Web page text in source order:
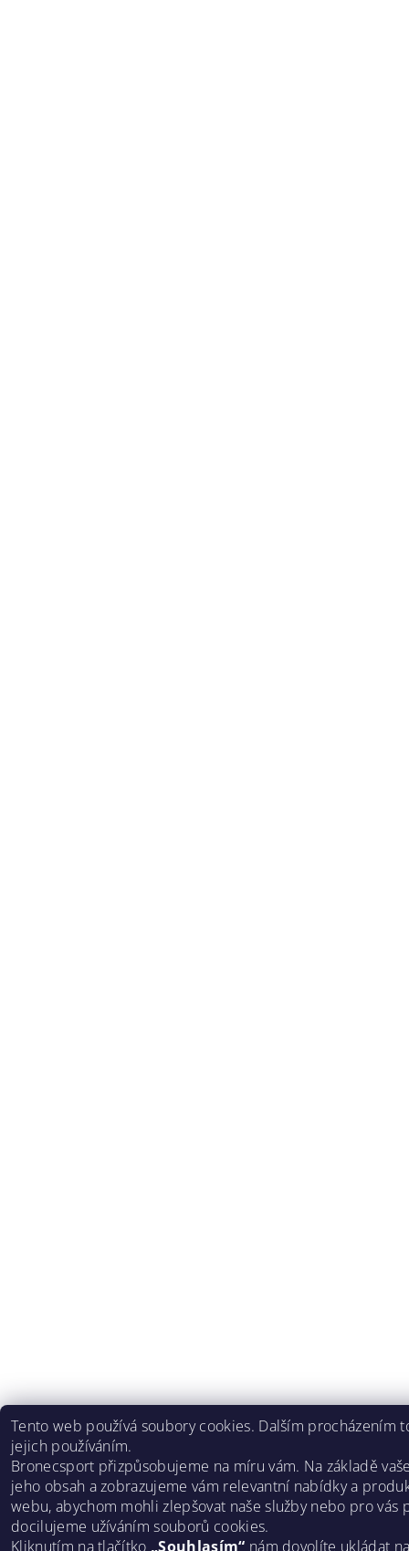
Tento web používá soubory cookies. Dalším procházením
jejich používáním.
Bronecsport přizpůsobujeme na míru vám. Na základě
jeho obsah a zobrazujeme vám relevantní nabídky a
webu, abychom mohli zlepšovat naše služby nebo pro vás
docilujeme užíváním souborů cookies.
Kliknutím na tlačítko „Souhlasím“ nám dovolíte ukládat